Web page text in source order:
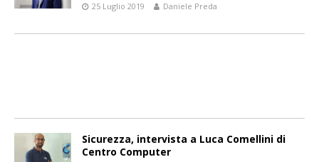
25 Luglio 2019 Daniele Preda
Sicurezza, intervista a Luca Comellini di
Centro Computer